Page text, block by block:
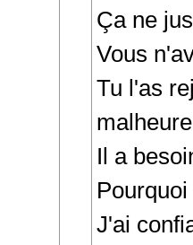
Ça ne
Vous
Tu l'as
Il a
J'ai